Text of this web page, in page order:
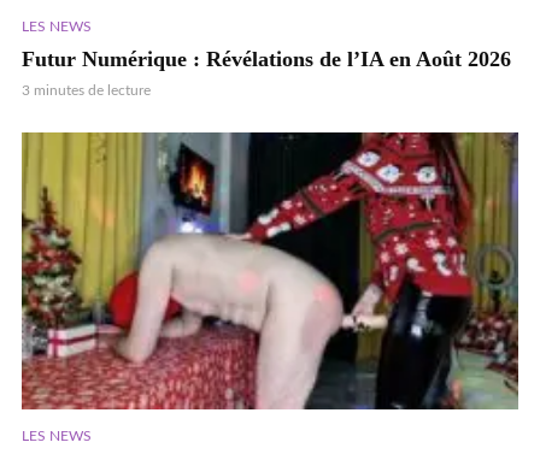
LES NEWS
Futur Numérique : Révélations de l’IA en Août 2026
3 minutes de lecture
LES NEWS